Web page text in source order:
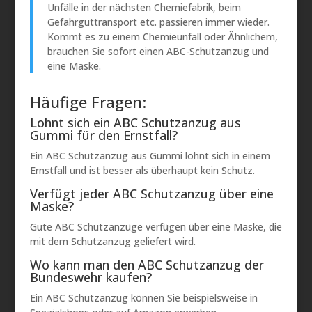
Unfälle in der nächsten Chemiefabrik, beim
Gefahrguttransport etc. passieren immer wieder.
Kommt es zu einem Chemieunfall oder Ähnlichem,
brauchen Sie sofort einen ABC-Schutzanzug und
eine Maske.
Häufige Fragen:
Lohnt sich ein ABC Schutzanzug aus
Gummi für den Ernstfall?
Ein ABC Schutzanzug aus Gummi lohnt sich in einem
Ernstfall und ist besser als überhaupt kein Schutz.
Verfügt jeder ABC Schutzanzug über eine
Maske?
Gute ABC Schutzanzüge verfügen über eine Maske, die
mit dem Schutzanzug geliefert wird.
Wo kann man den ABC Schutzanzug der
Bundeswehr kaufen?
Ein ABC Schutzanzug können Sie beispielsweise in